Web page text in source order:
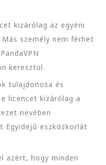
kizárólag az egyéni
személy nem férhet
keresztül.
tulajdonosa és
licencet kizárólag a
nevében
Egyidejű eszközkorlát
azért, hogy minden